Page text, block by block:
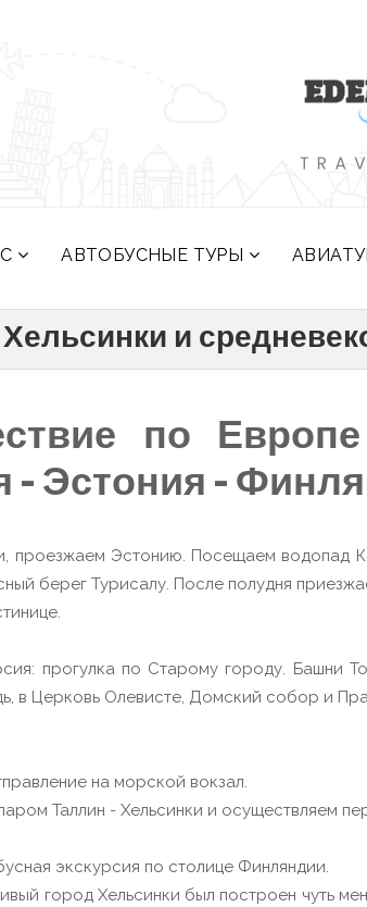
АВТОБУСНЫЕ ТУРЫ
и
по
- Эстония -
проезжаем Эстонию. Посещаем водопад
берег Турисалу. После полудня
прогулка по Старому городу. Башни
в Церковь Олевисте, Домский собор и
на морской вокзал.
Таллин - Хельсинки и осуществляем
экскурсия по столице Финляндии.
город Хельсинки был построен чуть